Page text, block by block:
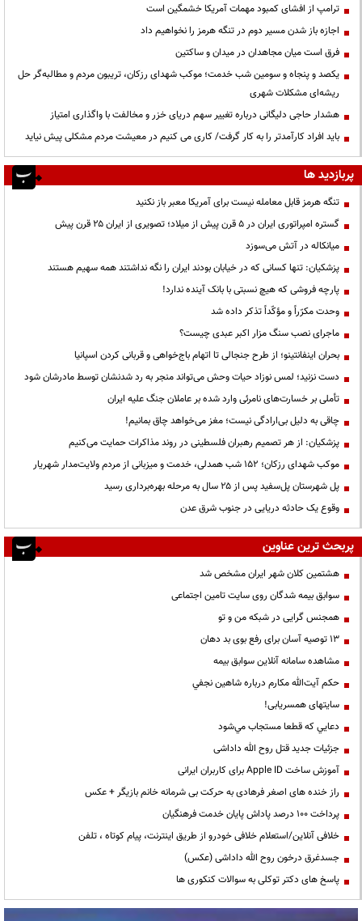
ترامپ از افشای کمبود مهمات آمریکا خشمگین است
اجازه باز شدن مسیر دوم در تنگه هرمز را نخواهیم داد
فرق است میان مجاهدان در میدان و ساکتین
یکصد و پنجاه و سومین شب خدمت؛ موکب شهدای رزکان، تریبون مردم و مطالبه‌گر حل
ریشه‌ای مشکلات شهری
هشدار حاجی دلیگانی درباره تغییر سهم دریای خزر و مخالفت با واگذاری امتیاز
باید افراد کارآمدتر را به کار گرفت/ کاری می کنیم در معیشت مردم مشکلی پیش نیاید
پربازدید ها
تنگه هرمز قابل معامله نیست برای آمریکا معبر باز نکنید
گستره امپراتوری ایران در ۵ قرن پیش از میلاد؛ تصویری از ایران ۲۵ قرن پیش
میانکاله در آتش می‌سوزد
پزشکیان: تنها کسانی که در خیابان بودند ایران را نگه نداشتند همه سهیم هستند
پارچه فروشی که هیچ نسبتی با بانک آینده ندارد!
وحدت مکرّراً و مؤکّداً تذکر داده شد
ماجرای نصب سنگ مزار اکبر عبدی چیست؟
بحران اینفانتینو؛ از طرح جنجالی تا اتهام باج‌خواهی و قربانی کردن اسپانیا
دست نزنید؛ لمس نوزاد حیات وحش می‌تواند منجر به رد شدنشان توسط مادرشان شود
تأملی بر خسارت‌های نامرئی وارد شده بر عاملان جنگ علیه ایران
چاقی به دلیل بی‌ارادگی نیست؛ مغز می‌خواهد چاق بمانیم!
پزشکیان: از هر تصمیم رهبران فلسطینی در روند مذاکرات حمایت می‌کنیم
موکب شهدای رزکان؛ ۱۵۲ شب همدلی، خدمت و میزبانی از مردم ولایت‌مدار شهریار
پل شهرستان پل‌سفید پس از ۲۵ سال به مرحله بهره‌برداری رسید
وقوع یک حادثه دریایی در جنوب شرق عدن
پربحث ترین عناوین
هشتمین کلان شهر ایران مشخص شد
سوابق بیمه شدگان روی سایت تامین اجتماعی
همجنس گرایی در شبکه من و تو
13 توصیه آسان برای رفع بوی بد دهان
مشاهده سامانه آنلاين سوابق بیمه
حكم آيت‌الله مكارم درباره شاهين نجفي
سایتهای همسریابی!
دعايي كه قطعا مستجاب مي‌شود
جزئیات جدید قتل روح الله داداشی
آموزش ساخت Apple ID برای کاربران ایرانی
راز خنده های اصغر فرهادی به حرکت بی شرمانه خانم بازیگر + عکس
پرداخت ۱۰۰ درصد پاداش پایان خدمت فرهنگیان
خلافی آنلاین/استعلام خلافی خودرو از طریق اینترنت، پیام کوتاه ، تلفن
جسدغرق درخون روح الله داداشی (عکس)
پاسخ های دکتر توکلی به سوالات کنکوری ها